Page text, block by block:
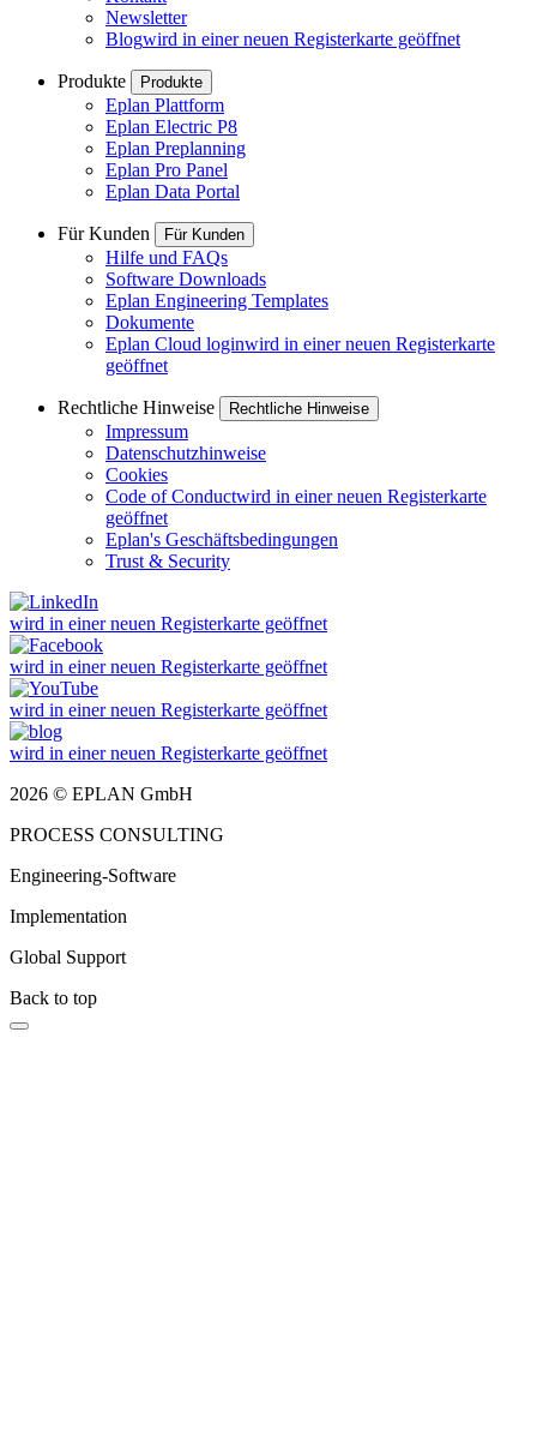
Newsletter
Blogwird in einer neuen Registerkarte geöffnet
Produkte Produkte
Eplan Plattform
Eplan Electric P8
Eplan Preplanning
Eplan Pro Panel
Eplan Data Portal
Für Kunden Für Kunden
Hilfe und FAQs
Software Downloads
Eplan Engineering Templates
Dokumente
Eplan Cloud loginwird in einer neuen Registerkarte
geöffnet
Rechtliche Hinweise Rechtliche Hinweise
Impressum
Datenschutzhinweise
Cookies
Code of Conductwird in einer neuen Registerkarte
geöffnet
Eplan's Geschäftsbedingungen
Trust & Security
wird in einer neuen Registerkarte geöffnet
wird in einer neuen Registerkarte geöffnet
wird in einer neuen Registerkarte geöffnet
wird in einer neuen Registerkarte geöffnet
2026 © EPLAN GmbH
PROCESS CONSULTING
Engineering-Software
Implementation
Global Support
Back to top